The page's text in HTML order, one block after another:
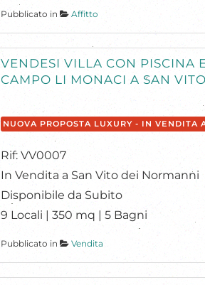
Pubblicato in Affitto
VENDESI VILLA CON PISCINA
CAMPO LI MONACI A SAN
NUOVA PROPOSTA LUXURY - IN
Rif: VV0007
In Vendita a San Vito dei Normanni
Disponibile da Subito
9 Locali | 350 mq | 5 Bagni
Pubblicato in Vendita